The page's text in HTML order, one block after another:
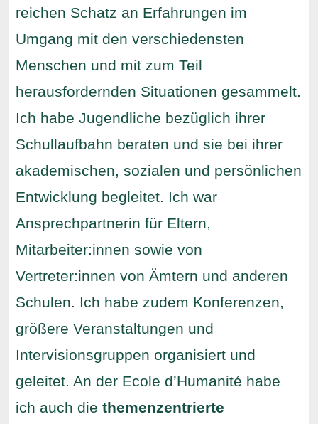
reichen Schatz an Erfahrungen im
Umgang mit den verschiedensten
Menschen und mit zum Teil
herausfordernden Situationen gesammelt.
Ich habe Jugendliche bezüglich ihrer
Schullaufbahn beraten und sie bei ihrer
akademischen, sozialen und persönlichen
Entwicklung begleitet. Ich war
Ansprechpartnerin für Eltern,
Mitarbeiter:innen sowie von
Vertreter:innen von Ämtern und anderen
Schulen. Ich habe zudem Konferenzen,
größere Veranstaltungen und
Intervisionsgruppen organisiert und
geleitet. An der Ecole d’Humanité habe
ich auch die themenzentrierte